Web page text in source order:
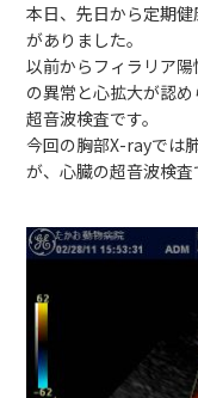
本日、先日から定期
がありました。
以前からフィラリア
の異常と心拡大が認
超音波検査です。
今回の胸部X-rayでは
が、心臓の超音波検査